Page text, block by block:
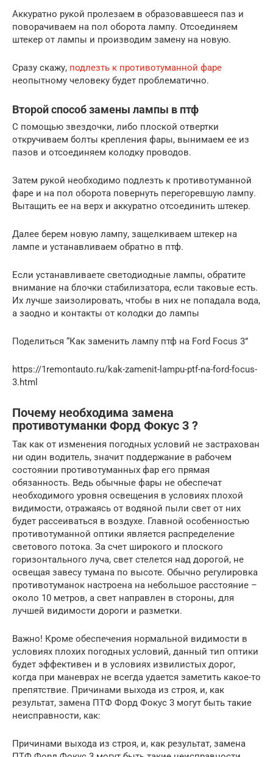
Аккуратно рукой пролезаем в образовавшееся паз и
поворачиваем на пол оборота лампу. Отсоединяем
штекер от лампы и производим замену на новую.
Сразу скажу, подлезть к противотуманной фаре
неопытному человеку будет проблематично.
Второй способ замены лампы в птф
С помощью звездочки, либо плоской отвертки
откручиваем болты крепления фары, вынимаем ее из
пазов и отсоединяем колодку проводов.
Затем рукой необходимо подлезть к противотуманной
фаре и на пол оборота повернуть перегоревшую лампу.
Вытащить ее на верх и аккуратно отсоединить штекер.
Далее берем новую лампу, защелкиваем штекер на
лампе и устанавливаем обратно в птф.
Если устанавливаете светодиодные лампы, обратите
внимание на блочки стабилизатора, если таковые есть.
Их лучше заизолировать, чтобы в них не попадала вода,
а заодно и контакты от колодки до лампы
Поделиться “Как заменить лампу птф на Ford Focus 3”
https://1remontauto.ru/kak-zamenit-lampu-ptf-na-ford-focus-
3.html
Почему необходима замена
противотуманки Форд Фокус 3 ?
Так как от изменения погодных условий не застрахован
ни один водитель, значит поддержание в рабочем
состоянии противотуманных фар его прямая
обязанность. Ведь обычные фары не обеспечат
необходимого уровня освещения в условиях плохой
видимости, отражаясь от водяной пыли свет от них
будет рассеиваться в воздухе. Главной особенностью
противотуманной оптики является распределение
светового потока. За счет широкого и плоского
горизонтального луча, свет стелется над дорогой, не
освещая завесу тумана по высоте. Обычно регулировка
противотуманок настроена на небольшое расстояние –
около 10 метров, а свет направлен в стороны, для
лучшей видимости дороги и разметки.
Важно! Кроме обеспечения нормальной видимости в
условиях плохих погодных условий, данный тип оптики
будет эффективен и в условиях извилистых дорог,
когда при маневрах не всегда удается заметить какое-то
препятствие. Причинами выхода из строя, и, как
результат, замена ПТФ Форд Фокус 3 могут быть такие
неисправности, как:
Причинами выхода из строя, и, как результат, замена